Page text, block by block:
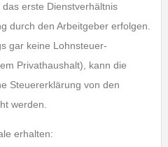
erste Dienstverhältnis
durch den Arbeitgeber erfolgen.
gar keine Lohnsteuer-
Privathaushalt), kann die
Steuererklärung von den
werden.
erhalten: